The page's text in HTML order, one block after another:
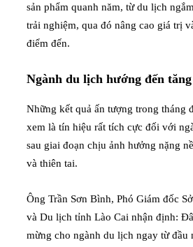
sản phẩm quanh năm, từ du lịch
trải nghiệm, qua đó nâng cao giá trị
điểm đến.
Ngành du lịch hướng đến
Những kết quả ấn tượng trong tháng
xem là tín hiệu rất tích cực đối với
sau giai đoạn chịu ảnh hưởng nặng
và thiên tai.
Ông Trần Sơn Bình, Phó Giám đốc
và Du lịch tỉnh Lào Cai nhận định:
mừng cho ngành du lịch ngay từ đầu